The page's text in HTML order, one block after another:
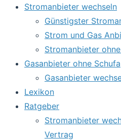
Stromanbieter wechseln
Günstigster
Strom und Gas
Stromanbieter
Gasanbieter ohne Schufa
Gasanbieter
Lexikon
Ratgeber
Stromanbieter
Vertrag